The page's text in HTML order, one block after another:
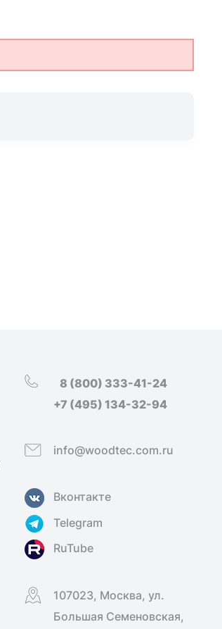
8 (800) 333-41-24
+7 (495) 134-32-94
info@woodtec.com.ru
Вконтакте
Telegram
RuTube
107023, Москва, ул.
Большая Семеновская,